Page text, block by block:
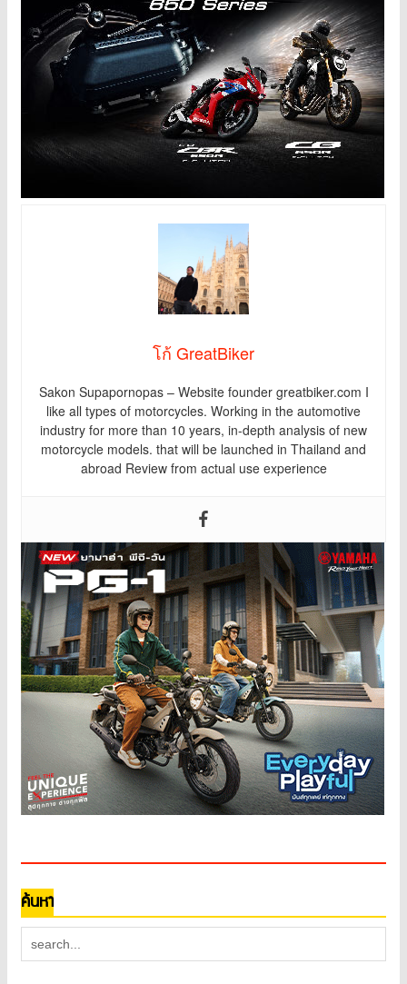
โก้ GreatBiker
Sakon Supapornopas – Website founder greatbiker.com I
like all types of motorcycles. Working in the automotive
industry for more than 10 years, in-depth analysis of new
motorcycle models. that will be launched in Thailand and
abroad Review from actual use experience
ค้นหา